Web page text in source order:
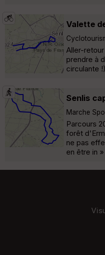
Valette
Aller-
prendre à
circulante
Senlis
Marche
Parcours
forêt
ne pas
en être in »